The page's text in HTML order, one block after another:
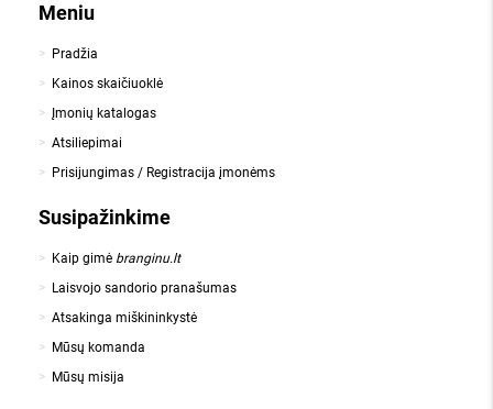
Meniu
Pradžia
Kainos skaičiuoklė
Įmonių katalogas
Atsiliepimai
Prisijungimas / Registracija įmonėms
Susipažinkime
Kaip gimė branginu.lt
Laisvojo sandorio pranašumas
Atsakinga miškininkystė
Mūsų komanda
Mūsų misija